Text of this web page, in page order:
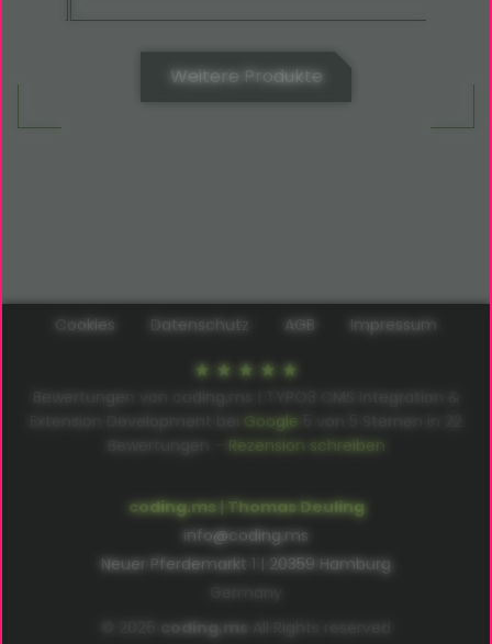
Weitere Produkte
coding.ms | Thomas Deuling
info@coding.ms
Neuer Pferdemarkt 1 | 20359 Hamburg
coding.ms
Cookies Datenschutz AGB Impressum
Bewertungen von coding.ms | TYPO3 CMS Integration &
Google
Bewertungen – Rezension schreiben